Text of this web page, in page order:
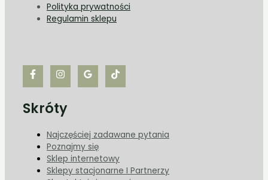
Polityka prywatności
Regulamin sklepu
Skróty
Najczęściej zadawane pytania
Poznajmy się
Sklep internetowy
Sklepy stacjonarne I Partnerzy